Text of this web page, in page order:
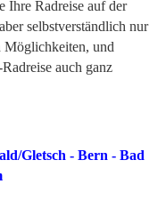
Ihre Radreise auf der
selbstverständlich nur
Möglichkeiten, und
auch ganz
Gletsch - Bern - Bad